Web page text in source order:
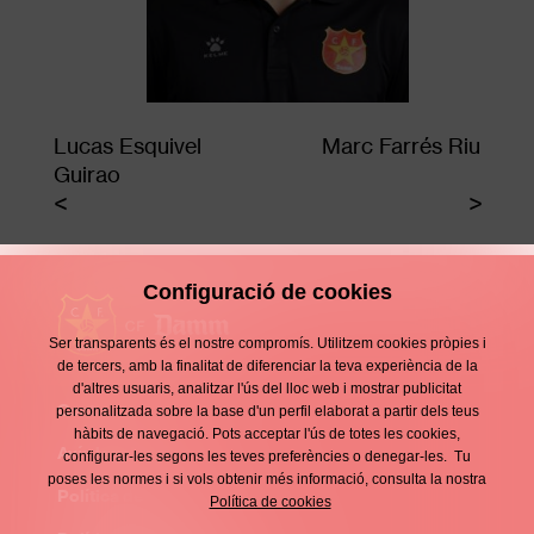
Lucas Esquivel
Guirao
Marc Farrés Riu
Enllaços
d'interès
Contacte
Footer
Avís legal
Política de privacitat
Configuració de cookies
Ser transparents és el nostre compromís. Utilitzem cookies pròpies i
de tercers, amb la finalitat de diferenciar la teva experiència de la
d'altres usuaris, analitzar l'ús del lloc web i mostrar publicitat
personalitzada sobre la base d'un perfil elaborat a partir dels teus
hàbits de navegació. Pots acceptar l'ús de totes les cookies,
configurar-les segons les teves preferències o denegar-les. Tu
poses les normes i si vols obtenir més informació, consulta la nostra
Política de cookies